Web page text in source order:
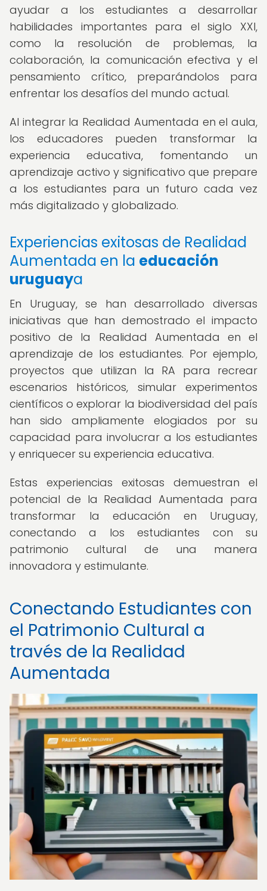
ayudar a los estudiantes a desarrollar
habilidades importantes para el siglo XXI,
como la resolución de problemas, la
colaboración, la comunicación efectiva y el
pensamiento crítico, preparándolos para
enfrentar los desafíos del mundo actual.
Al integrar la Realidad Aumentada en el aula,
los educadores pueden transformar la
experiencia educativa, fomentando un
aprendizaje activo y significativo que prepare
a los estudiantes para un futuro cada vez
más digitalizado y globalizado.
Experiencias exitosas de Realidad
Aumentada en la educación
uruguaya
En Uruguay, se han desarrollado diversas
iniciativas que han demostrado el impacto
positivo de la Realidad Aumentada en el
aprendizaje de los estudiantes. Por ejemplo,
proyectos que utilizan la RA para recrear
escenarios históricos, simular experimentos
científicos o explorar la biodiversidad del país
han sido ampliamente elogiados por su
capacidad para involucrar a los estudiantes
y enriquecer su experiencia educativa.
Estas experiencias exitosas demuestran el
potencial de la Realidad Aumentada para
transformar la educación en Uruguay,
conectando a los estudiantes con su
patrimonio cultural de una manera
innovadora y estimulante.
Conectando Estudiantes con
el Patrimonio Cultural a
través de la Realidad
Aumentada